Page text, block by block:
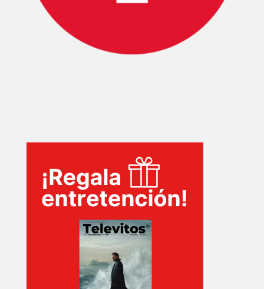
PELICULAS
SERIES
TECNOVITOS